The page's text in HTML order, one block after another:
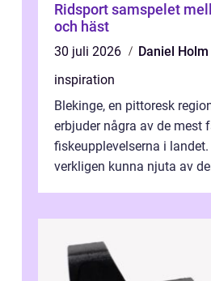
Ridsport samspelet mellan människa
och häst
30 juli 2026
Daniel Holm
inspiration
Blekinge, en pittoresk
erbjuder några av de mest
fiskeupplevelserna i
verkligen kunna njuta av